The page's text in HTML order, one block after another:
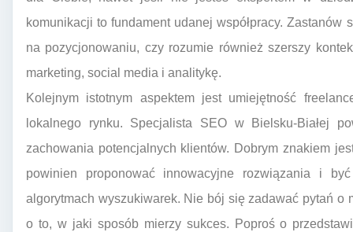
komunikacji to fundament udanej współpracy. Zastanów
na pozycjonowaniu, czy rozumie również szerszy
marketing, social media i analitykę.
Kolejnym istotnym aspektem jest umiejętność
lokalnego rynku. Specjalista SEO w Bielsku-Białej
zachowania potencjalnych klientów. Dobrym znakiem
powinien proponować innowacyjne rozwiązania i
algorytmach wyszukiwarek. Nie bój się zadawać pytań o
o to, w jaki sposób mierzy sukces. Poproś o